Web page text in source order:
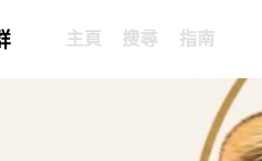
主頁 搜尋 指南